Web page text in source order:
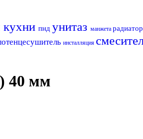
кухни пнд унитаз манжета радиатор
инсталляция
40 мм